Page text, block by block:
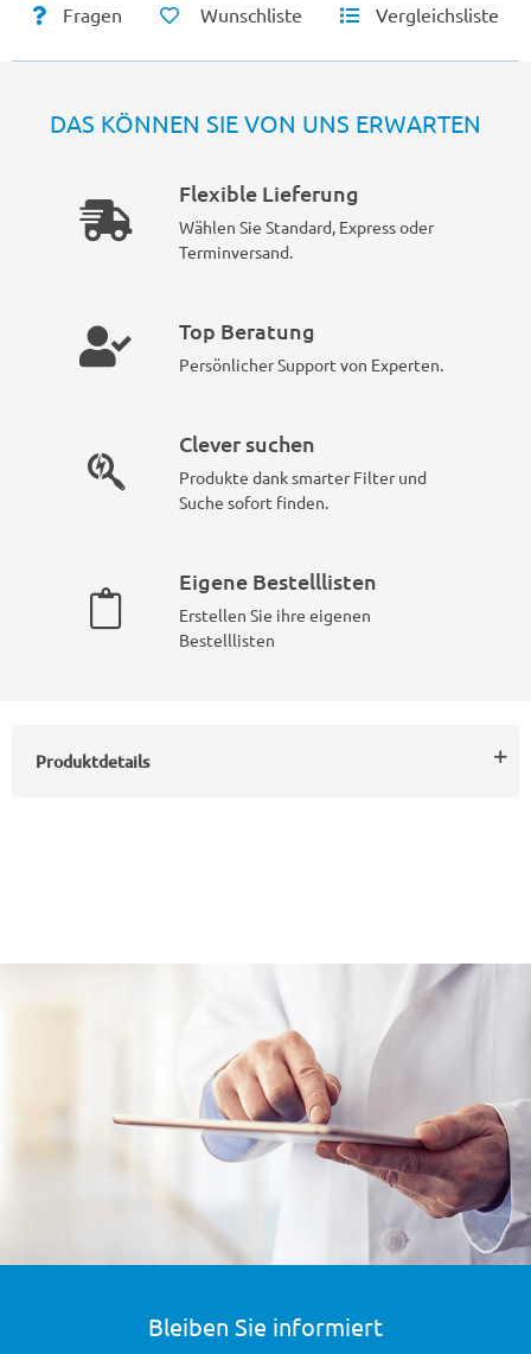
Fragen Wunschliste Vergleichsliste
DAS KÖNNEN SIE VON UNS ERWARTEN
Flexible Lieferung
Wählen Sie Standard, Express oder
Terminversand.
Top Beratung
Persönlicher Support von Experten.
Clever suchen
Produkte dank smarter Filter und
Suche sofort finden.
Eigene Bestelllisten
Erstellen Sie ihre eigenen
Bestelllisten
Produktdetails
Bleiben Sie informiert